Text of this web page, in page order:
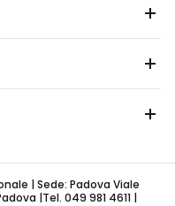
| Sede: Padova Viale
|Tel. 049 981 4611 |